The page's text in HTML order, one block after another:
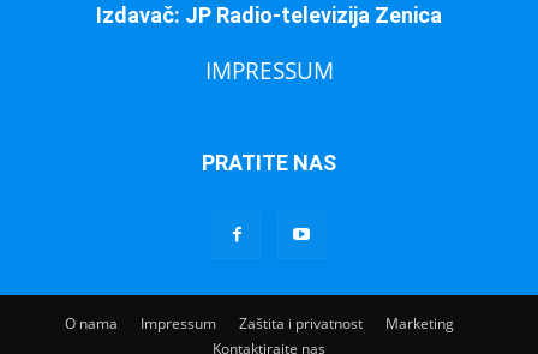
Izdavač: JP Radio-televizija Zenica
IMPRESSUM
PRATITE NAS
O nama Impressum Zaštita i privatnost
Marketing
Kontaktirajte nas